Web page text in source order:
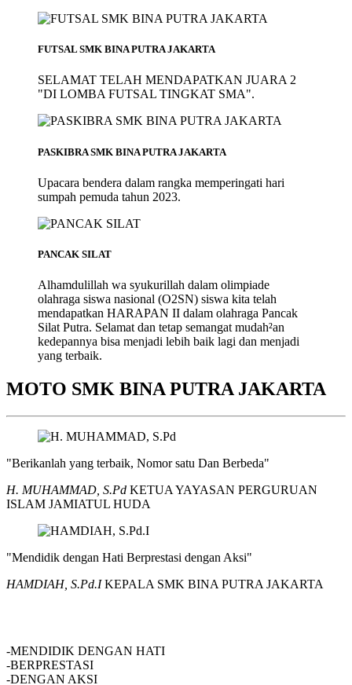
FUTSAL SMK BINA PUTRA JAKARTA
SELAMAT TELAH MENDAPATKAN JUARA 2
"DI LOMBA FUTSAL TINGKAT SMA".
PASKIBRA SMK BINA PUTRA JAKARTA
Upacara bendera dalam rangka memperingati hari
sumpah pemuda tahun 2023.
PANCAK SILAT
Alhamdulillah wa syukurillah dalam olimpiade
olahraga siswa nasional (O2SN) siswa kita telah
mendapatkan HARAPAN II dalam olahraga Pancak
Silat Putra. Selamat dan tetap semangat mudah²an
kedepannya bisa menjadi lebih baik lagi dan menjadi
yang terbaik.
MOTO SMK BINA PUTRA JAKARTA
"Berikanlah yang terbaik, Nomor satu Dan Berbeda"
H. MUHAMMAD, S.Pd KETUA YAYASAN PERGURUAN
ISLAM JAMIATUL HUDA
"Mendidik dengan Hati Berprestasi dengan Aksi"
HAMDIAH, S.Pd.IKEPALA SMK BINA PUTRA JAKARTA
-MENDIDIK DENGAN HATI
-BERPRESTASI
-DENGAN AKSI